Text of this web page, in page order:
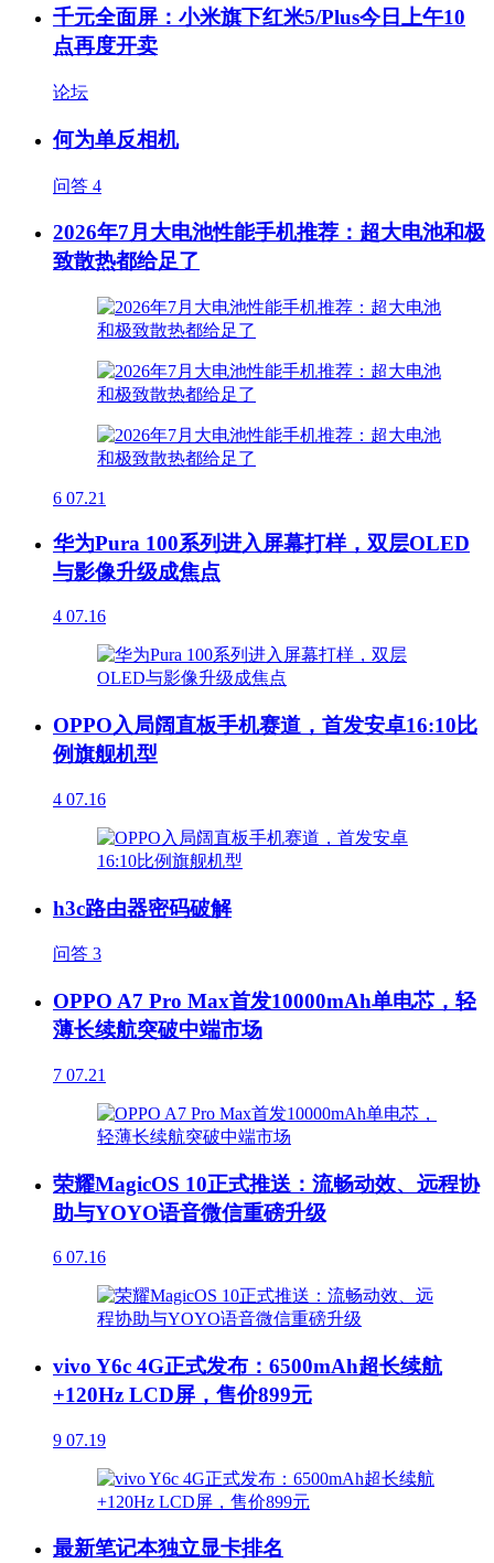
千元全面屏：小米旗下红米5/Plus今日上午10
点再度开卖
论坛
何为单反相机
问答 4
2026年7月大电池性能手机推荐：超大电池和极
致散热都给足了
6 07.21
华为Pura 100系列进入屏幕打样，双层OLED
与影像升级成焦点
4 07.16
OPPO入局阔直板手机赛道，首发安卓16:10比
例旗舰机型
4 07.16
h3c路由器密码破解
问答 3
OPPO A7 Pro Max首发10000mAh单电芯，轻
薄长续航突破中端市场
7 07.21
荣耀MagicOS 10正式推送：流畅动效、远程协
助与YOYO语音微信重磅升级
6 07.16
vivo Y6c 4G正式发布：6500mAh超长续航
+120Hz LCD屏，售价899元
9 07.19
最新笔记本独立显卡排名